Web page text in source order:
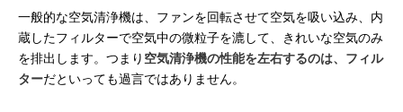
一般的な空気清浄機は、ファンを回転させて空気を吸い込み、内
蔵したフィルターで空気中の微粒子を漉して、きれいな空気のみ
を排出します。つまり 空気清浄機の性能を左右するのは、フィル
ターだといっても過言ではありません。